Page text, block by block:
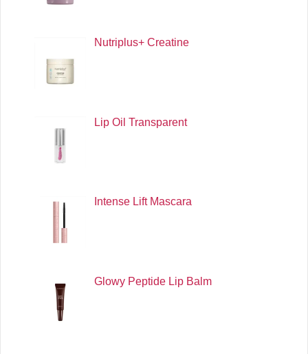
Nutriplus+ Creatine
Lip Oil Transparent
Intense Lift Mascara
Glowy Peptide Lip Balm